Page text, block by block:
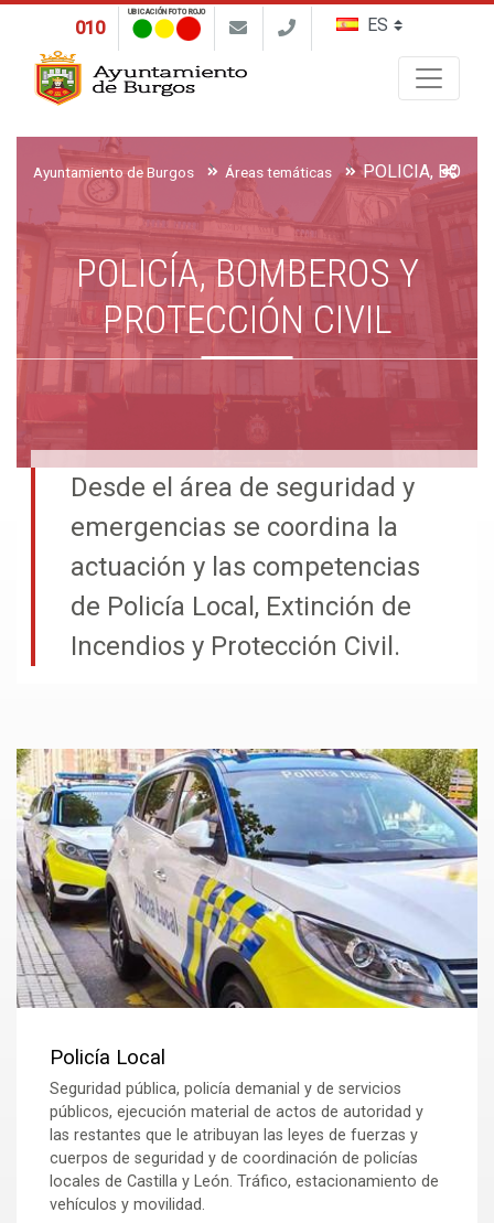
010
UBICACIÓN FOTO ROJO
Ayuntamiento de Burgos Áreas temáticas
POLICÍA, BOMBEROS Y
PROTECCIÓN CIVIL
Desde el área de seguridad y
emergencias se coordina la
actuación y las competencias
de Policía Local, Extinción de
Incendios y Protección Civil.
Policía Local
Seguridad pública, policía demanial y de servicios
públicos, ejecución material de actos de autoridad y
las restantes que le atribuyan las leyes de fuerzas y
cuerpos de seguridad y de coordinación de policías
locales de Castilla y León. Tráfico, estacionamiento de
vehículos y movilidad.